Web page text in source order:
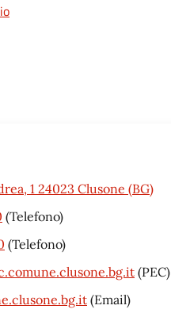
1 24023 Clusone (BG)
(Telefono)
(Telefono)
(PEC)
(Email)